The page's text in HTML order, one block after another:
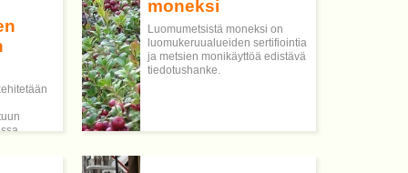
kasvualustatuotannon
turvemaan kohteelle
Parkanoon. Testataan kihokin
kasvullista lisäämistä ja
vaikuttavien (lääke) aineiden
moneksi
Luomumetsistä moneksi on
luomukeruualueiden sertifiointia
ja metsien monikäyttöä edistävä
tiedotushanke.